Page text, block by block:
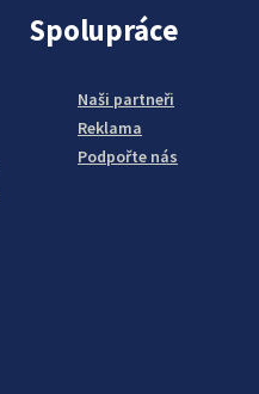
Spolupráce
Naši partneři
Reklama
Podpořte nás